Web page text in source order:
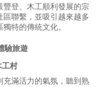
豐登、木工順利發展的宗
聯繫，並吸引越來越多
特的傳統文化。
驗旅遊
工村
充滿活力的氣氛，聽到熟